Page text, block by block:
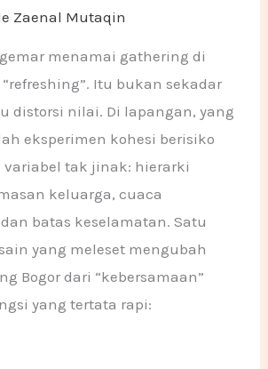
Zaenal Mutaqin
menamai gathering di
“refreshing”. Itu bukan sekadar
distorsi nilai. Di lapangan, yang
eksperimen kohesi berisiko
tak jinak: hierarki
keluarga, cuaca
batas keselamatan. Satu
yang meleset mengubah
Bogor dari “kebersamaan”
yang tertata rapi: